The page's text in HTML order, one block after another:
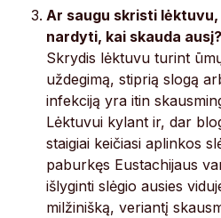
Ar saugu skristi
nardyti, kai skauda ausį?
Skrydis lėktuvu turint
uždegimą, stiprią slogą
infekciją yra itin
Lėktuvui kylant ir, dar
staigiai keičiasi aplinkos
paburkęs Eustachijaus
išlyginti slėgio ausies
milžinišką, veriantį